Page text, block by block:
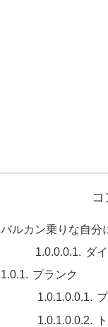
コ
バルカン乗りな自分
ダ
プランク